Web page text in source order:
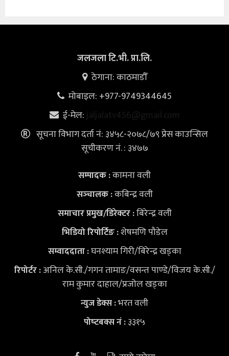
जलजला टि.भी. प्रा.लि.
ठेगाना: काठमाडौँ
मोबाइल: +977-9749344645
ई-मेल: jaljalatv456@gmail.com
सूचना विभाग दर्ता नं: ३४५८-२०७८/७९ प्रेस काउन्सिल
सूचीकरण नं. : ३४७७
सम्पादक :कामना वली
सञ्‍चालक :कबिन्द्र वली
समाचार प्रमुख/डिरेक्टर :बिरेन्द्र वली
भिडियोरिपोर्टिङ :शेषमणि पौडेल
सम्वाददाता :घनश्याम गिरी/बिरेन्द्र खड्का
रिपोर्टर :अनिल के.सी./गगन तामाङ/वसन्त पाण्डे/विजय के.सी./
राम कुमार दाहाल/प्रजोल खड्का
न्युज डेक्स:भरत वली
पोष्‍टबक्स नं :३३१५